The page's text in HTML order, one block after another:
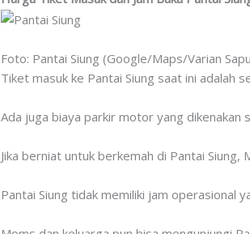
Foto: Pantai Siung (Google/Maps/Varian
Tiket masuk ke Pantai Siung saat ini adalah
Ada juga biaya parkir motor yang
Jika berniat untuk berkemah di Pantai
Pantai Siung tidak memiliki jam